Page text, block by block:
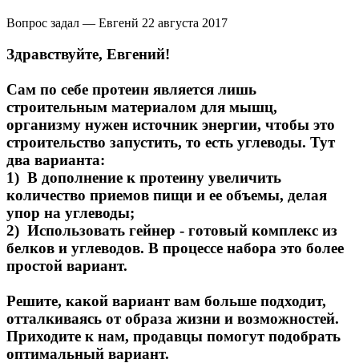
Вопрос задал — Евгенй 22 августа 2017
Здравствуйте, Евгений!
Сам по себе протеин является лишь
строительным материалом для мышц,
организму нужен источник энергии, чтобы это
строительство запустить, то есть углеводы. Тут
два варианта:
1) В дополнение к протеину увеличить
количество приемов пищи и ее объемы, делая
упор на углеводы;
2) Использовать гейнер - готовый комплекс из
белков и углеводов. В процессе набора это более
простой вариант.
Решите, какой вариант вам больше подходит,
отталкиваясь от образа жизни и возможностей.
Приходите к нам, продавцы помогут подобрать
оптимальный вариант.